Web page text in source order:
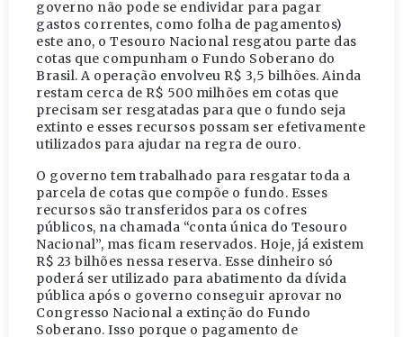
governo não pode se endividar para pagar
gastos correntes, como folha de pagamentos)
este ano, o Tesouro Nacional resgatou parte das
cotas que compunham o Fundo Soberano do
Brasil. A operação envolveu R$ 3,5 bilhões. Ainda
restam cerca de R$ 500 milhões em cotas que
precisam ser resgatadas para que o fundo seja
extinto e esses recursos possam ser efetivamente
utilizados para ajudar na regra de ouro.
O governo tem trabalhado para resgatar toda a
parcela de cotas que compõe o fundo. Esses
recursos são transferidos para os cofres
públicos, na chamada “conta única do Tesouro
Nacional”, mas ficam reservados. Hoje, já existem
R$ 23 bilhões nessa reserva. Esse dinheiro só
poderá ser utilizado para abatimento da dívida
pública após o governo conseguir aprovar no
Congresso Nacional a extinção do Fundo
Soberano. Isso porque o pagamento de